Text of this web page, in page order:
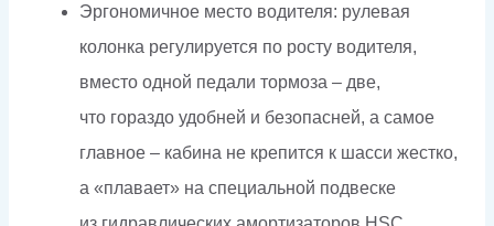
Эргономичное место водителя: рулевая
колонка регулируется по росту водителя,
вместо одной педали тормоза – две,
что гораздо удобней и безопасней, а самое
главное – кабина не крепится к шасси жестко,
а «плавает» на специальной подвеске